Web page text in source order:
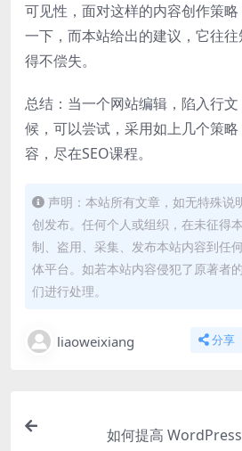
可见性，面对这样的内容创作策
一下，而本站给出的建议，它往
得不偿失。
总结：当一个网站编辑，陷入行
候，可以尝试，采用如上几个策
容，尽在SEO课程。
声明：本站所有文章，如无特殊说
创发布。任何个人或组织，在未征得
制、盗用、采集、发布本站内容到任
体平台。如若本站内容侵犯了原著者
们进行处理。
liaoweixiang 分享
如何提高